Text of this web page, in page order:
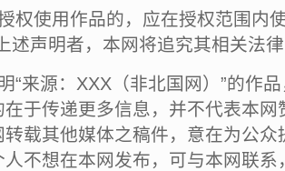
权使用作品的，应在授权范围内
述声明者，本网将追究其相关法
“来源：XXX（非北国网）”的作
于传递更多信息，并不代表本
载其他媒体之稿件，意在为公
人不想在本网发布，可与本网联